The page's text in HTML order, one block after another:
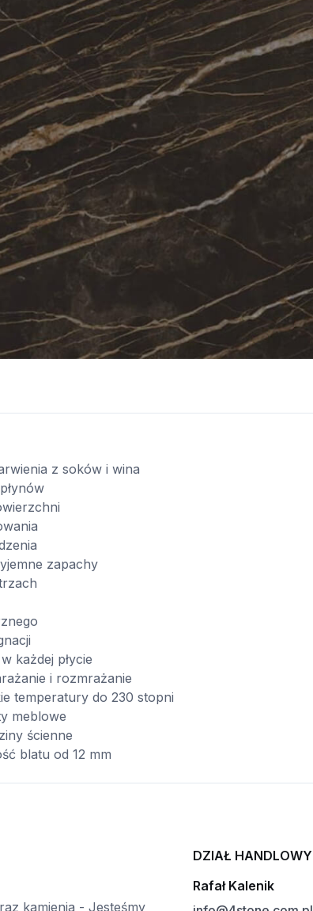
z soków i wina
zapachy
każdej płycie
i rozmrażanie
temperatury do 230 stopni
meblowe
ścienne
blatu od 12 mm
kamienia - Jesteśmy
DZIAŁ HANDLOWY
Rafał Kalenik